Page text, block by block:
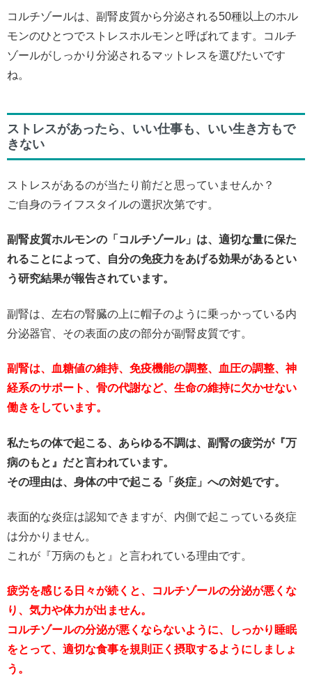
コルチゾールは、副腎皮質から分泌される50種以上のホル
モンのひとつでストレスホルモンと呼ばれてます。コルチ
ゾールがしっかり分泌されるマットレスを選びたいです
ね。
ストレスがあったら、いい仕事も、いい生き方もで
きない
ストレスがあるのが当たり前だと思っていませんか？
ご自身のライフスタイルの選択次第です。
副腎皮質ホルモンの「コルチゾール」は、適切な量に保た
れることによって、自分の免疫力をあげる効果があるとい
う研究結果が報告されています。
副腎は、左右の腎臓の上に帽子のように乗っかっている内
分泌器官、その表面の皮の部分が副腎皮質です。
副腎は、血糖値の維持、免疫機能の調整、血圧の調整、神
経系のサポート、骨の代謝など、生命の維持に欠かせない
働きをしています。
私たちの体で起こる、あらゆる不調は、副腎の疲労が『万
病のもと』だと言われています。
その理由は、身体の中で起こる「炎症」への対処です。
表面的な炎症は認知できますが、内側で起こっている炎症
は分かりません。
これが『万病のもと』と言われている理由です。
疲労を感じる日々が続くと、コルチゾールの分泌が悪くな
り、気力や体力が出ません。
コルチゾールの分泌が悪くならないように、しっかり睡眠
をとって、適切な食事を規則正く摂取するようにしましょ
う。